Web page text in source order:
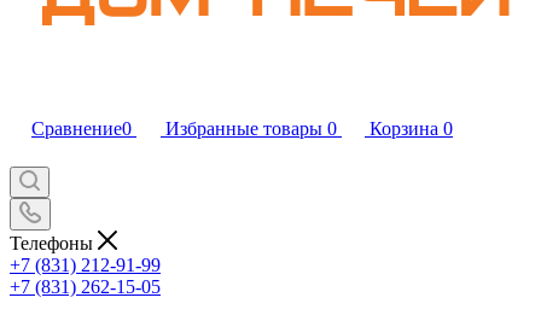
Сравнение0 Избранные товары 0 Корзина 0
Телефоны
+7 (831) 212-91-99
+7 (831) 262-15-05